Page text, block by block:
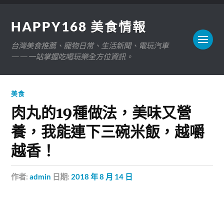
HAPPY168 美食情報
台灣美食推薦、寵物日常、生活新聞、電玩汽車
——一站掌握吃喝玩樂全方位資訊。
美食
肉丸的19種做法，美味又營
養，我能連下三碗米飯，越嚼
越香！
作者:admin 日期: 2018 年 8 月 14 日